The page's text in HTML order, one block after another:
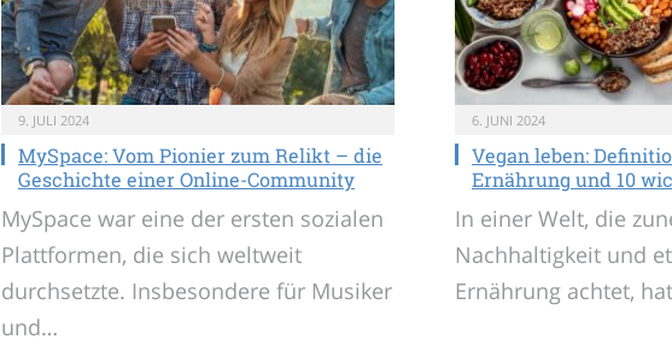
9. JULI 2024
MySpace: Vom Pionier zum Relikt – die
Geschichte einer Online-Community
MySpace war eine der ersten sozialen
Plattformen, die sich weltweit
durchsetzte. Insbesondere für Musiker
und…
6. JUNI 2024
Vegan leben:
Ernährung und 10
In einer Welt, die
Nachhaltigkeit und
Ernährung achtet,